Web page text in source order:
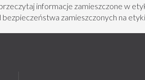
informacje zamieszczone w
zamieszczonych na